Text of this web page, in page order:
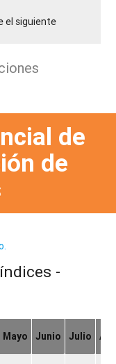
el siguiente
de
de
-
Mayo Junio Julio